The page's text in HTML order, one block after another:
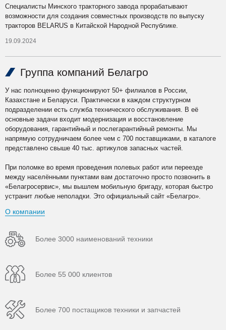
Специалисты Минского тракторного завода прорабатывают
возможности для создания совместных производств по выпуску
тракторов BELARUS в Китайской Народной Республике.
19.09.2024
Группа компаний Белагро
У нас полноценно функционируют 50+ филиалов в России,
Казахстане и Беларуси. Практически в каждом структурном
подразделении есть служба технического обслуживания. В её
основные задачи входит модернизация и восстановление
оборудования, гарантийный и послегарантийный ремонты. Мы
напрямую сотрудничаем более чем с 700 поставщиками, в каталоге
представлено свыше 40 тыс. артикулов запасных частей.
При поломке во время проведения полевых работ или переезде
между населёнными пунктами вам достаточно просто позвонить в
«Белагросервис», мы вышлем мобильную бригаду, которая быстро
устранит любые неполадки. Это официальный сайт «Белагро».
О компании
Более 3000 наименований техники
Более 55 000 клиентов
Более 700 постащиков техники и запчастей